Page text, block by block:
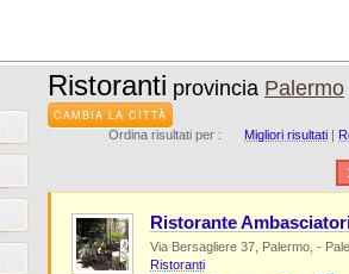
Ristoranti provincia Palermo
CAMBIA LA CITTÀ
Ordina risultati per : Migliori risultati |
Ristorante
Via Bersagliere 37, Palermo, -
Ristoranti